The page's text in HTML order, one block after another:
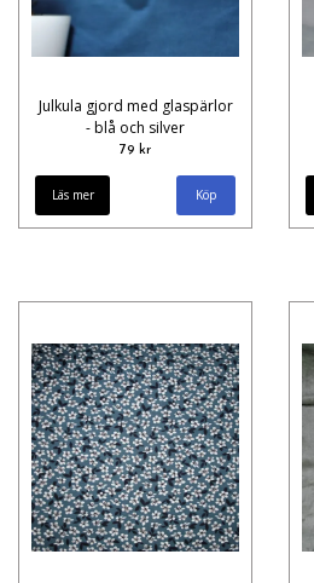
Julkula gjord med glaspärlor
- blå och silver
79 kr
Läs mer